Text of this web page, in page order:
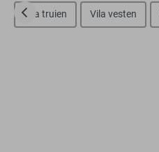
Vila truien Vila vesten